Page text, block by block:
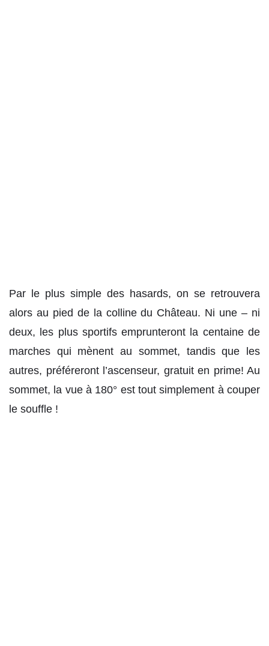
Par le plus simple des hasards, on se retrouvera
alors au pied de la colline du Château. Ni une – ni
deux, les plus sportifs emprunteront la centaine de
marches qui mènent au sommet, tandis que les
autres, préféreront l’ascenseur, gratuit en prime! Au
sommet, la vue à 180° est tout simplement à couper
le souffle !